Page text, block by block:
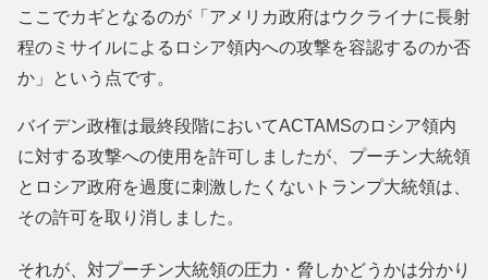
ここでカギとなるのが「アメリカ政府はウクライナに長射
程のミサイルによるロシア領内への攻撃を容認するのか否
か」という点です。
バイデン政権は最終段階においてACTAMSのロシア領内
に対する攻撃への使用を許可しましたが、プーチン大統領
とロシア政府を過度に刺激したくないトランプ大統領は、
その許可を取り消しました。
それが、対プーチン大統領の圧力・脅しかどうかは分かり